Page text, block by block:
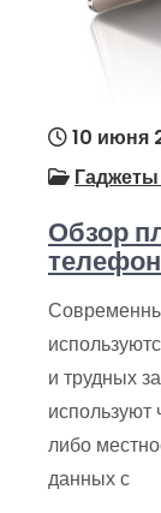
10 июня
Обзор
и трудных
используют
либо
данных с